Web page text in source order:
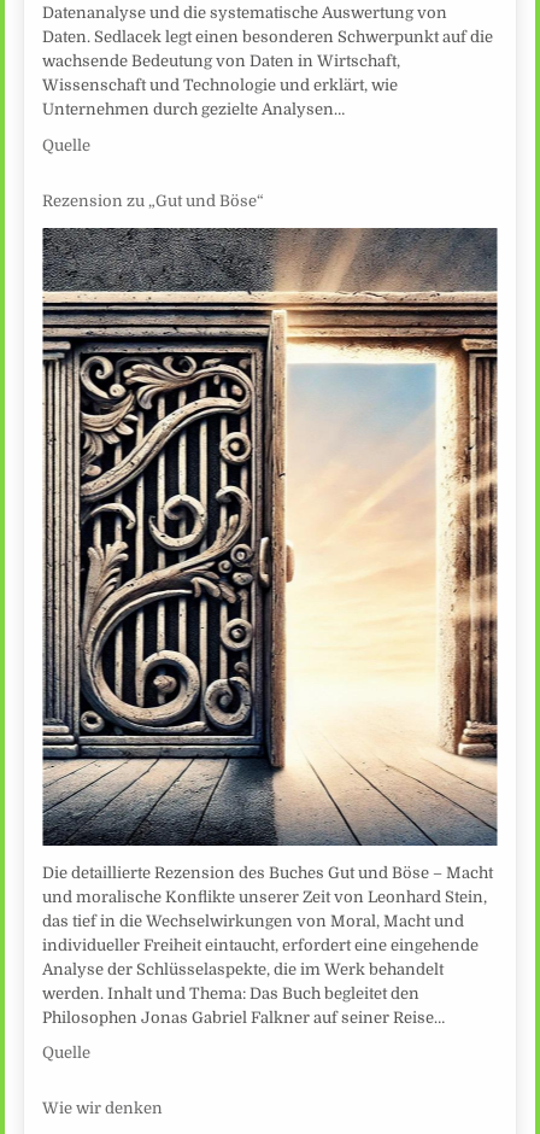
Datenanalyse und die systematische Auswertung von
Daten. Sedlacek legt einen besonderen Schwerpunkt auf die
wachsende Bedeutung von Daten in Wirtschaft,
Wissenschaft und Technologie und erklärt, wie
Unternehmen durch gezielte Analysen…
Quelle
Rezension zu „Gut und Böse“
Die detaillierte Rezension des Buches Gut und Böse – Macht
und moralische Konflikte unserer Zeit von Leonhard Stein,
das tief in die Wechselwirkungen von Moral, Macht und
individueller Freiheit eintaucht, erfordert eine eingehende
Analyse der Schlüsselaspekte, die im Werk behandelt
werden. Inhalt und Thema: Das Buch begleitet den
Philosophen Jonas Gabriel Falkner auf seiner Reise…
Quelle
Wie wir denken